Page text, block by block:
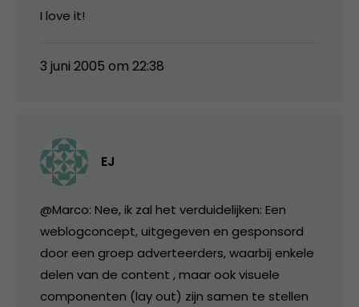
I love it!
3 juni 2005 om 22:38
EJ
@Marco: Nee, ik zal het verduidelijken: Een
weblogconcept, uitgegeven en gesponsord
door een groep adverteerders, waarbij enkele
delen van de content , maar ook visuele
componenten (lay out) zijn samen te stellen